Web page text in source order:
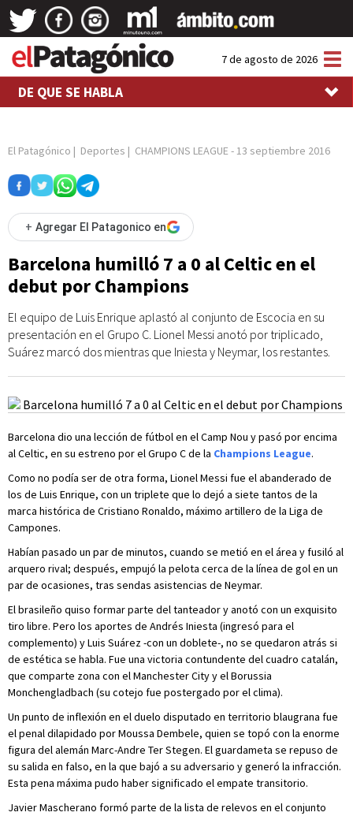
7 de agosto de 2026
DE QUE SE HABLA
El Patagónico | Deportes | CHAMPIONS LEAGUE- 13 septiembre 2016
+ Agregar El Patagonico en
Barcelona humilló 7 a 0 al Celtic en el
debut por Champions
El equipo de Luis Enrique aplastó al conjunto de Escocia en su
presentación en el Grupo C. Lionel Messi anotó por triplicado,
Suárez marcó dos mientras que Iniesta y Neymar, los restantes.
Barcelona dio una lección de fútbol en el Camp Nou y pasó por encima
al Celtic, en su estreno por el Grupo C de la Champions League.
Como no podía ser de otra forma, Lionel Messi fue el abanderado de
los de Luis Enrique, con un triplete que lo dejó a siete tantos de la
marca histórica de Cristiano Ronaldo, máximo artillero de la Liga de
Campones.
Habían pasado un par de minutos, cuando se metió en el área y fusiló al
arquero rival; después, empujó la pelota cerca de la línea de gol en un
par de ocasiones, tras sendas asistencias de Neymar.
El brasileño quiso formar parte del tanteador y anotó con un exquisito
tiro libre. Pero los aportes de Andrés Iniesta (ingresó para el
complemento) y Luis Suárez -con un doblete-, no se quedaron atrás si
de estética se habla. Fue una victoria contundente del cuadro catalán,
que comparte zona con el Manchester City y el Borussia
Monchengladbach (su cotejo fue postergado por el clima).
Un punto de inflexión en el duelo disputado en territorio blaugrana fue
el penal dilapidado por Moussa Dembele, quien se topó con la enorme
figura del alemán Marc-Andre Ter Stegen. El guardameta se repuso de
su salida en falso, en la que bajó a su adversario y generó la infracción.
Esta pena máxima pudo haber significado el empate transitorio.
Javier Mascherano formó parte de la lista de relevos en el conjunto